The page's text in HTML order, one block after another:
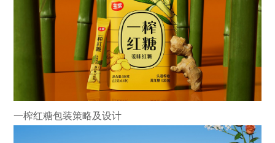
一榨红糖包装策略及设计